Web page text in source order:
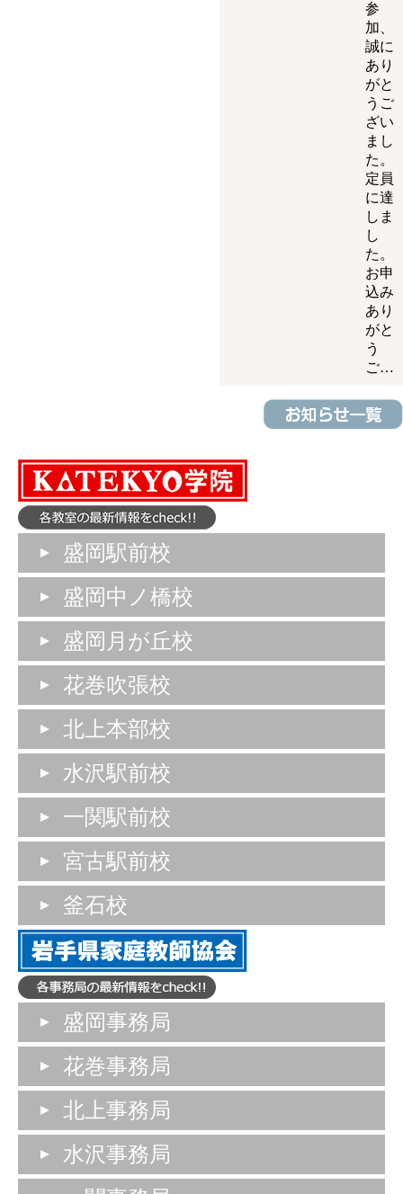
参
加、
誠に
あり
がと
うご
ざい
まし
た。
定員
に達
しま
し
た。
お申
込み
あり
がと
う
ご…
盛岡駅前校
盛岡中ノ橋校
盛岡月が丘校
花巻吹張校
北上本部校
水沢駅前校
一関駅前校
宮古駅前校
釜石校
盛岡事務局
花巻事務局
北上事務局
水沢事務局